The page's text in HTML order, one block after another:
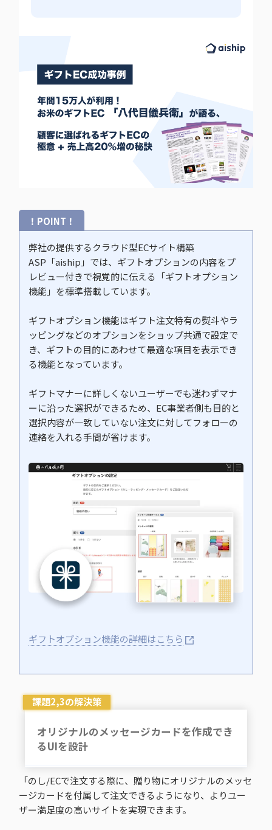
！POINT！
弊社の提供するクラウド型ECサイト構築
ASP「aiship」では、ギフトオプションの内容をプ
レビュー付きで視覚的に伝える「ギフトオプション
機能」を標準搭載しています。
ギフトオプション機能はギフト注文特有の熨斗やラ
ッピングなどのオプションをショップ共通で設定で
き、ギフトの目的にあわせて最適な項目を表示でき
る機能となっています。
ギフトマナーに詳しくないユーザーでも迷わずマナ
ーに沿った選択ができるため、EC事業者側も目的と
選択内容が一致していない注文に対してフォローの
連絡を入れる手間が省けます。
ギフトオプション機能の詳細はこちら
課題2,3の解決策
オリジナルのメッセージカードを作成でき
るUIを設計
「のし/ECで注文する際に、贈り物にオリジナルのメッセ
ージカードを付属して注文できるようになり、よりユー
ザー満足度の高いサイトを実現できます。